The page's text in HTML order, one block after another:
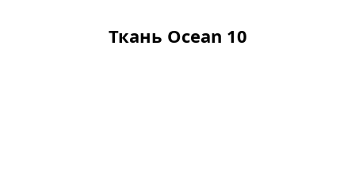
Ткань Ocean 10